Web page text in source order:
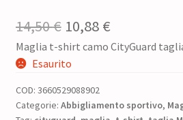
14,50€ Il
prezzo
era:
10,88 €Il
prezzo
è:
Maglia t-shirt camo CityGuard
Esaurito
COD: 3660529088902
Categorie: Abbigliamento sportivo,